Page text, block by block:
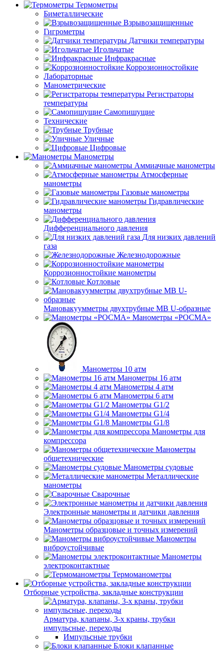
Термометры
Биметаллические
Взрывозащищенные
Гигрометры
Датчики температуры
Игольчатые
Инфракрасные
Коррозионностойкие
Лабораторные
Манометрические
Регистраторы
температуры
Самопишущие
Технические
Трубные
Уличные
Цифровые
Манометры
Аммиачные манометры
Атмосферные
манометры
Газовые манометры
Гидравлические
манометры
Дифференциального давления
Для низких давлений
газа
Железнодорожные
Коррозионностойкие манометры
Котловые
Мановакуумметры двухтрубные МВ U-образные
Манометры «РОСМА»
Манометры 10 атм
Манометры 16 атм
Манометры 4 атм
Манометры 6 атм
Манометры G1/2
Манометры G1/4
Манометры G1/8
Манометры для
компрессора
Манометры
общетехнические
Манометры судовые
Металлические
манометры
Сварочные
Электронные манометры и датчики давления
Манометры образцовые и точных измерений
Манометры
виброустойчивые
Манометры
электроконтактные
Термоманометры
Отборные устройства, закладные конструкции
Арматура, клапаны, 3-х краны, трубки
импульсные, переходы
Импульсные трубки
Блоки клапанные